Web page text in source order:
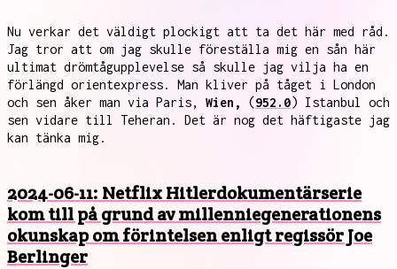
Nu verkar det väldigt plockigt att ta det här med råd.
Jag tror att om jag skulle föreställa mig en sån här
ultimat drömtågupplevelse så skulle jag vilja ha en
förlängd orientexpress. Man kliver på tåget i London
och sen åker man via Paris, Wien, (952.0) Istanbul och
sen vidare till Teheran. Det är nog det häftigaste jag
kan tänka mig.
2024-06-11: Netflix Hitlerdokumentärserie
kom till på grund av millenniegenerationens
okunskap om förintelsen enligt regissör Joe
Berlinger